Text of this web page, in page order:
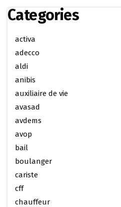
Categories
activa
adecco
aldi
anibis
auxiliaire de vie
avasad
avdems
avop
bail
boulanger
cariste
cff
chauffeur